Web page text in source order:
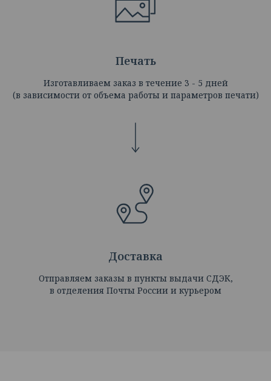
Печать
Изготавливаем заказ в течение 3 - 5 дней
(в зависимости от объема работы и параметров печати)
Доставка
Отправляем заказы в пункты выдачи СДЭК,
в отделения Почты России и курьером